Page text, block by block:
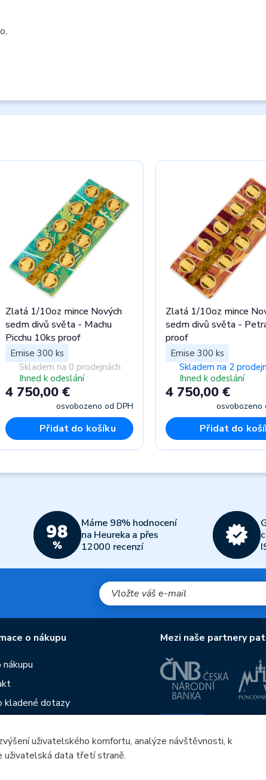
Zlatá 1/10oz mince Nových
sedm divů světa - Machu
Picchu 10ks proof
Emise 300 ks
Skladem na 0 prodejnách
Ihned k odeslání
4 750,00 €
osvobozeno od DPH
Přidat do košíku
Zlatá 1/10oz mince
sedm divů světa -
proof
Emise 300 ks
Skladem na 2
Ihned k odeslání
4 750,00 €
osvobozeno
Přidat do
Máme 98% hodnocení
na Heureka a přes
12000 recenzí
o nákupu
kladené dotazy
České mincovny
Mezi naše partnery
OP Podnikání a
Evropský fond
Investice do
uživatelského komfortu, analýze návštěvnosti, k
uživatelská data třetí straně.